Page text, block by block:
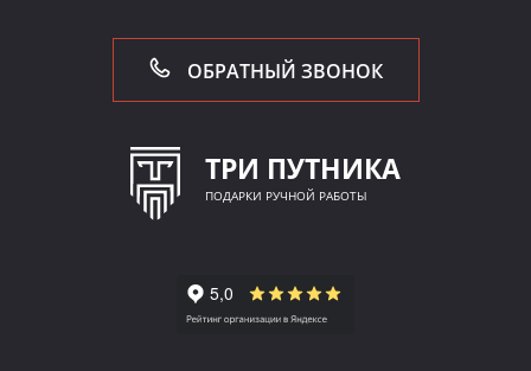
ОБРАТНЫЙ ЗВОНОК
ТРИ ПУТНИКА
ПОДАРКИ РУЧНОЙ РАБОТЫ